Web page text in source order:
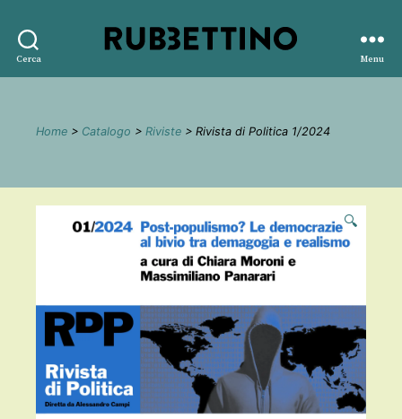
Cerca
editore
Menu
Home > Catalogo > Riviste > Rivista di Politica 1/2024
🔍